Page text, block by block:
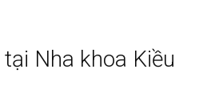
Nha khoa Kiều